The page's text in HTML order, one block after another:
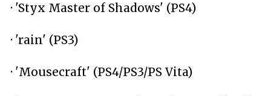
· 'Styx Master of Shadows' (PS4)
· 'rain' (PS3)
· 'Mousecraft' (PS4/PS3/PS Vita)